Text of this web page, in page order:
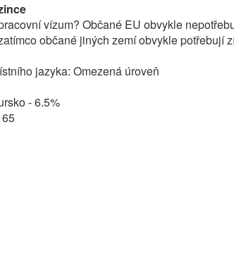
vízum? Občané EU obvykle
občané jiných zemí obvykle potřebují
jazyka: Omezená úroveň
- 6.5%